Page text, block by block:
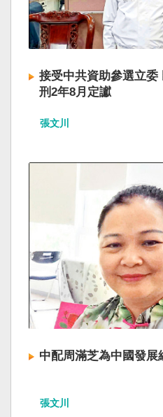
接受中共資助參選立委
刑2年8月定讞
張文川
中配周滿芝為中國發展
張文川